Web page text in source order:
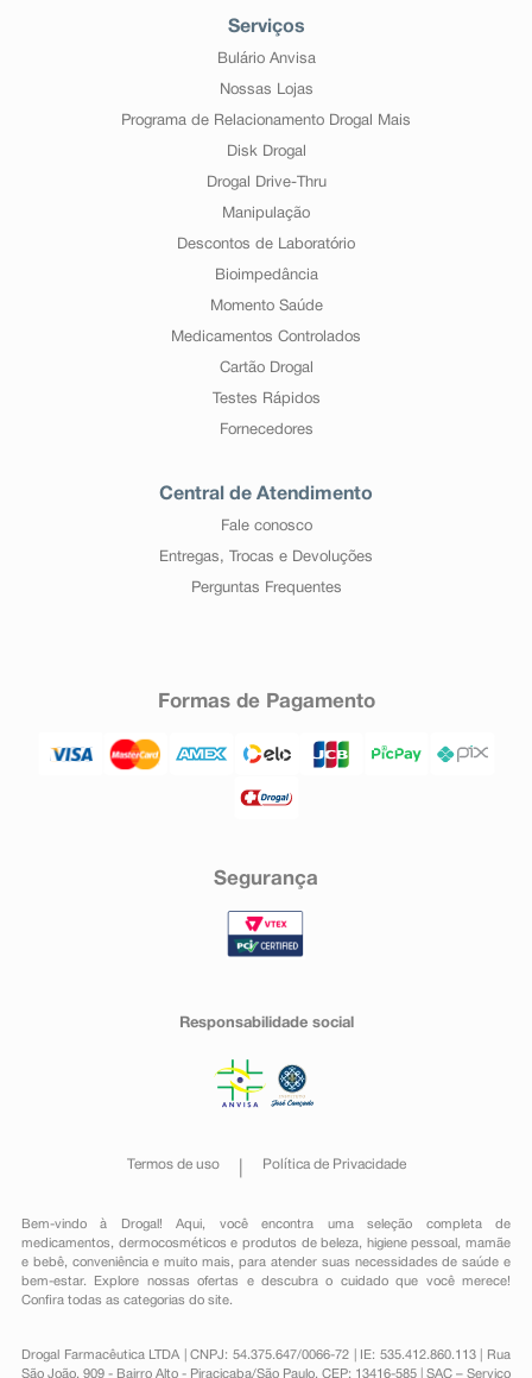
Serviços
Bulário Anvisa
Nossas Lojas
Programa de Relacionamento Drogal Mais
Disk Drogal
Drogal Drive-Thru
Manipulação
Descontos de Laboratório
Bioimpedância
Momento Saúde
Medicamentos Controlados
Cartão Drogal
Testes Rápidos
Fornecedores
Central de Atendimento
Fale conosco
Entregas, Trocas e Devoluções
Perguntas Frequentes
Formas de Pagamento
Segurança
Responsabilidade social
Termos de uso Política de Privacidade
Bem-vindo à Drogal! Aqui, você encontra uma seleção completa de
medicamentos , dermocosméticos e produtos de beleza, higiene pessoal ,mamãe
e bebê, conveniênciae muito mais, para atender suas necessidades de saúde e
bem-estar. Explore nossas ofertas e descubra o cuidado que você merece!
Confira todas as categorias do site.
Drogal Farmacêutica LTDA | CNPJ: 54.375.647/0066-72 | IE: 535.412.860.113 | Rua
São João, 909 - Bairro Alto - Piracicaba/São Paulo, CEP: 13416-585 | SAC – Serviço